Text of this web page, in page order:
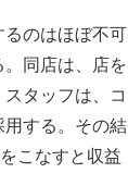
のはほぼ不可
同店は、店を
タッフは、コ
用する。その結
こなすと収益